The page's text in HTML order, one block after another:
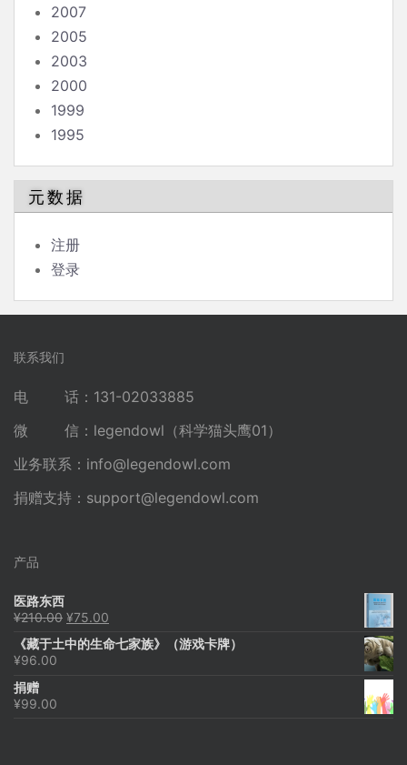
2007
2005
2003
2000
1999
1995
元数据
注册
登录
联系我们
电 话：131-02033885
微 信：legendowl（科学猫头鹰01）
业务联系： info@legendowl.com
捐赠支持： support@legendowl.com
产品
医路东西
¥210.00 原
为：
¥75.00
价
《藏于土中的生命七家族》（游戏卡牌）
¥96.00
捐赠
¥99.00